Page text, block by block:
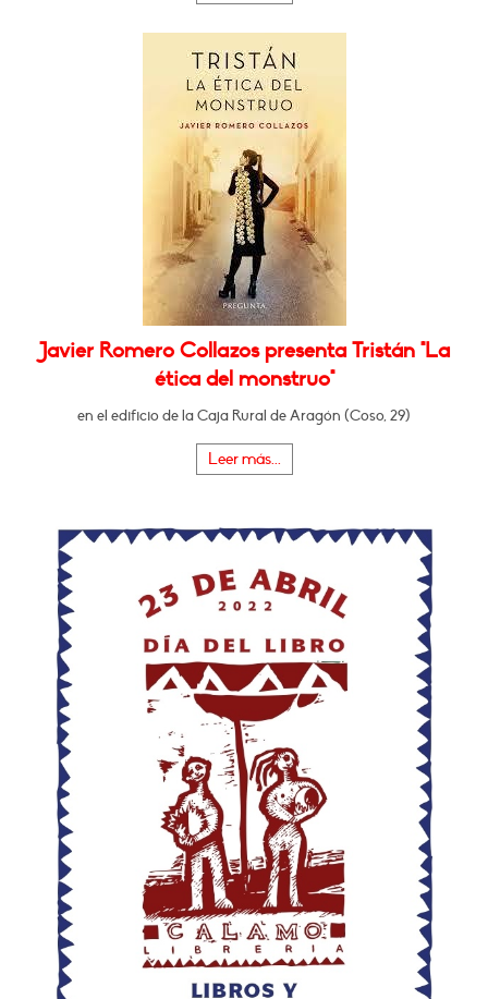
Javier Romero Collazos presenta Tristán "La
ética del monstruo"
en el edificio de la Caja Rural de Aragón (Coso, 29)
Leer más...